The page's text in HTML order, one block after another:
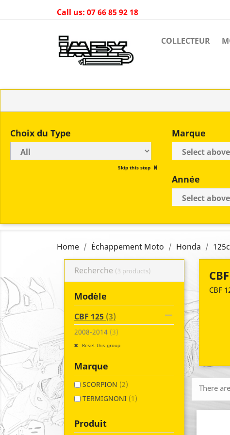
Call us: 07 66 85 92 18
COLLECTEUR
Choix du Type
Skip this step
Marque
Année
Home Échappement Moto Honda
Recherche (3 products)
Modèle

CBF 125 (3)
2008-2014 (3)
Reset this group
Marque
SCORPION (2)
TERMIGNONI (1)
Produit
CBF
There